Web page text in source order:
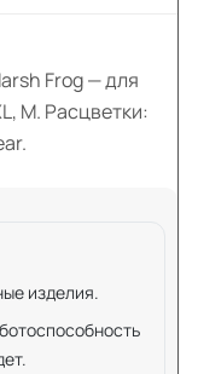
Frog — для
M. Расцветки:
изделия.